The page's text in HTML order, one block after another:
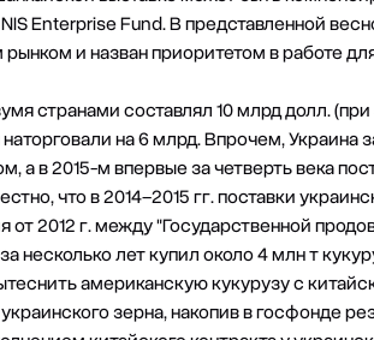
Enterprise Fund. В представленной
и назван приоритетом в работе
странами составлял 10 млрд долл.
на 6 млрд. Впрочем, Украина
а в 2015-м впервые за четверть века
что в 2014–2015 гг. поставки
2012 г. между "Государственной
несколько лет купил около 4 млн т
американскую кукурузу с
зерна, накопив в госфонде